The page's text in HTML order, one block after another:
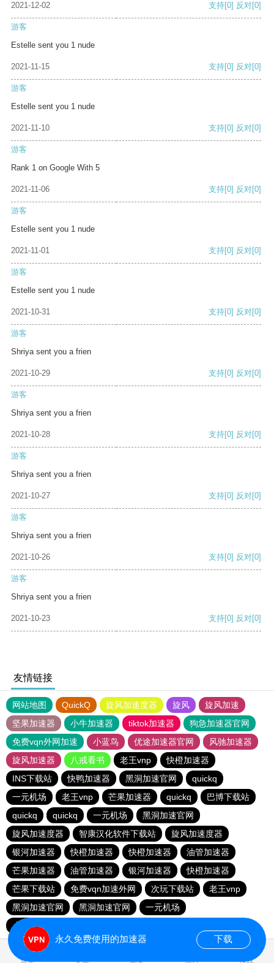
2021-12-02 支持[0] 反对[0]
游客
Estelle sent you 1 nude
2021-11-15 支持[0] 反对[0]
游客
Estelle sent you 1 nude
2021-11-10 支持[0] 反对[0]
游客
Rank 1 on Google With 5
2021-11-06 支持[0] 反对[0]
游客
Estelle sent you 1 nude
2021-11-01 支持[0] 反对[0]
游客
Estelle sent you 1 nude
2021-10-31 支持[0] 反对[0]
游客
Shriya sent you a frien
2021-10-29 支持[0] 反对[0]
游客
Shriya sent you a frien
2021-10-28 支持[0] 反对[0]
游客
Shriya sent you a frien
2021-10-27 支持[0] 反对[0]
游客
Shriya sent you a frien
2021-10-26 支持[0] 反对[0]
游客
Shriya sent you a frien
2021-10-23 支持[0] 反对[0]
友情链接
网站地图 QuickQ 旋风加速度器 旋风
旋风加速
坚果加速器
小牛加速器 tiktok加速器
狗急加速器官网
免费vqn外网加速
小蓝鸟 优途加速器官网
风驰加速器
旋风加速器
八戒看书 老王vnp
快橙加速器
INS下载站
快鸭加速器 黑洞加速官网
quickq
一元机场
老王vnp 芒果加速器 quickq
巴博下载站
quickq
quickq 一元机场
黑洞加速官网
旋风加速度器
智康汉化软件下载站
旋风加速度器
银河加速器
快橙加速器 快橙加速器
油管加速器
芒果加速器
油管加速器 银河加速器
快橙加速器
芒果下载站
免费vqn加速外网 次玩下载站
老王vnp
黑洞加速官网
黑洞加速官网
一元机场
小猫咪ciash加速器
首页 安卓 苹果 排行 推荐
永久免费使用的加速器 下载